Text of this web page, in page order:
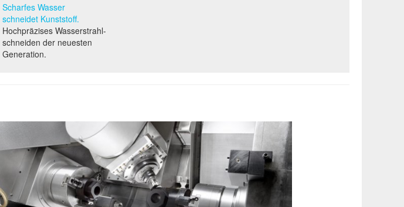
Scharfes Wasser
schneidet Kunststoff.
Hochpräzises Wasserstrahl­
schneiden der neuesten
Generation.